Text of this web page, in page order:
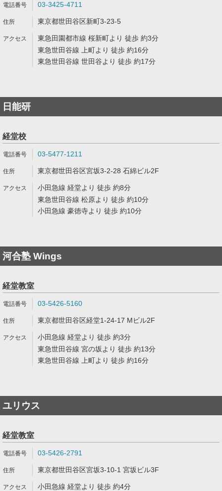
03-3425-4711
東京都世田谷区新町3-23-5
東急田園都市線 桜新町より 徒歩 約3分
東急世田谷線 上町より 徒歩 約16分
東急世田谷線 世田谷より 徒歩 約17分
日能研
経堂校
03-5477-1211
東京都世田谷区宮坂3-2-28 石綿ビル2F
小田急線 経堂より 徒歩 約8分
東急世田谷線 松原より 徒歩 約10分
小田急線 豪徳寺より 徒歩 約10分
河合塾 Wings
経堂教室
03-5426-5160
東京都世田谷区経堂1-24-17 Mビル2F
小田急線 経堂より 徒歩 約3分
東急世田谷線 宮の坂より 徒歩 約13分
東急世田谷線 上町より 徒歩 約16分
ユリウス
経堂教室
03-5426-2791
東京都世田谷区宮坂3-10-1 宮坂ビル3F
小田急線 経堂より 徒歩 約4分